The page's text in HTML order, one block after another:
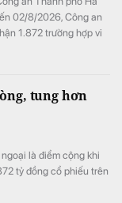
02/8/2026, Công an
1.872 trường hợp vi
sát trật tự giao
địa bàn Thành phố.
tung hơn
là điểm cộng khi
tỷ đồng cổ phiếu trên